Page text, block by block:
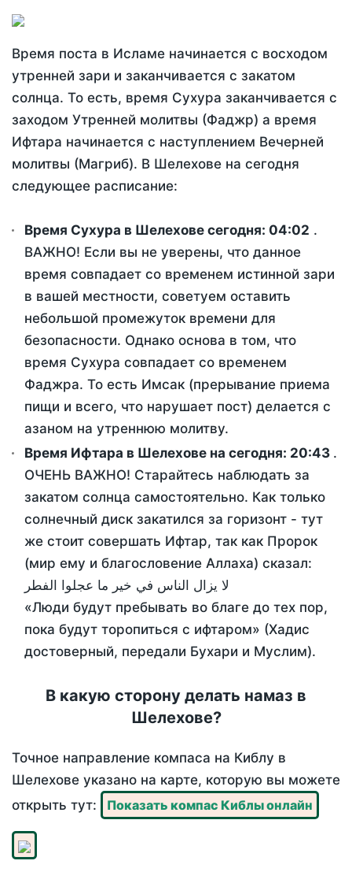
Время поста в Исламе начинается с восходом
утренней зари и заканчивается с закатом
солнца. То есть, время Сухура заканчивается с
заходом Утренней молитвы (Фаджр) а время
Ифтара начинается с наступлением Вечерней
молитвы (Магриб). В Шелехове на сегодня
следующее расписание:
Время Сухура в Шелехове сегодня: 04:02 .
ВАЖНО! Если вы не уверены, что данное
время совпадает со временем истинной зари
в вашей местности, советуем оставить
небольшой промежуток времени для
безопасности. Однако основа в том, что
время Сухура совпадает со временем
Фаджра. То есть Имсак (прерывание приема
пищи и всего, что нарушает пост) делается с
азаном на утреннюю молитву.
Время Ифтара в Шелехове на сегодня: 20:43 .
ОЧЕНЬ ВАЖНО! Старайтесь наблюдать за
закатом солнца самостоятельно. Как только
солнечный диск закатился за горизонт - тут
же стоит совершать Ифтар, так как Пророк
(мир ему и благословение Аллаха) сказал:
لا يزال الناس في خير ما عجلوا الفطر
«Люди будут пребывать во благе до тех пор,
пока будут торопиться с ифтаром» (Хадис
достоверный, передали Бухари и Муслим).
В какую сторону делать намаз в
Шелехове?
Точное направление компаса на Киблу в
Шелехове указано на карте, которую вы можете
открыть тут:
Показать компас Киблы онлайн